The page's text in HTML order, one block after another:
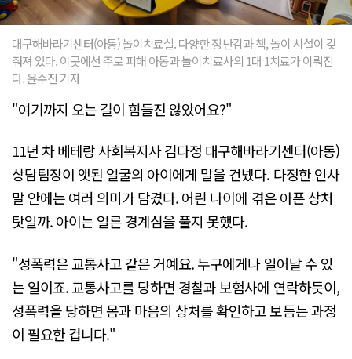
대구해바라기센터(아동) 놀이치료실. 다양한 장난감과 책, 놀이 시설이 갖
춰져 있다. 이곳에선 주로 피해 아동과 놀이치료사의 1대 1치료가 이뤄진
다. 윤수진 기자
"여기까지 오는 길이 힘들진 않았어요?"
11년 차 베테랑 사회복지사 김다정 대구해바라기센터(아동)
상담팀장이 앳된 얼굴의 아이에게 말을 건넸다. 다정한 인사
말 안에는 여러 의미가 담겼다. 어린 나이에 겪은 아픈 상처
탓일까. 아이는 얼른 경계심을 풀지 못했다.
"성폭력은 교통사고 같은 거예요. 누구에게나 일어날 수 있
는 일이죠. 교통사고를 당하면 경찰과 보험사에 연락하듯이,
성폭력을 당하면 몸과 마음의 상처를 확인하고 보듬는 과정
이 필요한 겁니다."